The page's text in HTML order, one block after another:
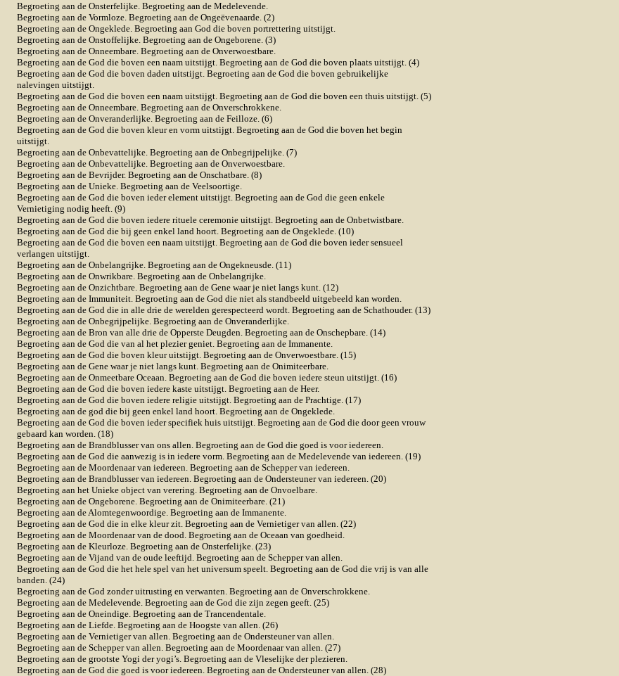
Begroeting aan de Onsterfelijke. Begroeting aan de Medelevende.
Begroeting aan de Vormloze. Begroeting aan de Ongeëvenaarde. (2)
Begroeting aan de Ongeklede. Begroeting aan God die boven portrettering uitstijgt.
Begroeting aan de Onstoffelijke. Begroeting aan de Ongeborene. (3)
Begroeting aan de Onneembare. Begroeting aan de Onverwoestbare.
Begroeting aan de God die boven een naam uitstijgt. Begroeting aan de God die boven plaats uitstijgt. (4)
Begroeting aan de God die boven daden uitstijgt. Begroeting aan de God die boven gebruikelijke
nalevingen uitstijgt.
Begroeting aan de God die boven een naam uitstijgt. Begroeting aan de God die boven een thuis uitstijgt. (5)
Begroeting aan de Onneembare. Begroeting aan de Onverschrokkene.
Begroeting aan de Onveranderlijke. Begroeting aan de Feilloze. (6)
Begroeting aan de God die boven kleur en vorm uitstijgt. Begroeting aan de God die boven het begin
uitstijgt.
Begroeting aan de Onbevattelijke. Begroeting aan de Onbegrijpelijke. (7)
Begroeting aan de Onbevattelijke. Begroeting aan de Onverwoestbare.
Begroeting aan de Bevrijder. Begroeting aan de Onschatbare. (8)
Begroeting aan de Unieke. Begroeting aan de Veelsoortige.
Begroeting aan de God die boven ieder element uitstijgt. Begroeting aan de God die geen enkele
Vernietiging nodig heeft. (9)
Begroeting aan de God die boven iedere rituele ceremonie uitstijgt. Begroeting aan de Onbetwistbare.
Begroeting aan de God die bij geen enkel land hoort. Begroeting aan de Ongeklede. (10)
Begroeting aan de God die boven een naam uitstijgt. Begroeting aan de God die boven ieder sensueel
verlangen uitstijgt.
Begroeting aan de Onbelangrijke. Begroeting aan de Ongekneusde. (11)
Begroeting aan de Onwrikbare. Begroeting aan de Onbelangrijke.
Begroeting aan de Onzichtbare. Begroeting aan de Gene waar je niet langs kunt. (12)
Begroeting aan de Immuniteit. Begroeting aan de God die niet als standbeeld uitgebeeld kan worden.
Begroeting aan de God die in alle drie de werelden gerespecteerd wordt. Begroeting aan de Schathouder. (13)
Begroeting aan de Onbegrijpelijke. Begroeting aan de Onveranderlijke.
Begroeting aan de Bron van alle drie de Opperste Deugden. Begroeting aan de Onschepbare. (14)
Begroeting aan de God die van al het plezier geniet. Begroeting aan de Immanente.
Begroeting aan de God die boven kleur uitstijgt. Begroeting aan de Onverwoestbare. (15)
Begroeting aan de Gene waar je niet langs kunt. Begroeting aan de Onimiteerbare.
Begroeting aan de Onmeetbare Oceaan. Begroeting aan de God die boven iedere steun uitstijgt. (16)
Begroeting aan de God die boven iedere kaste uitstijgt. Begroeting aan de Heer.
Begroeting aan de God die boven iedere religie uitstijgt. Begroeting aan de Prachtige. (17)
Begroeting aan de god die bij geen enkel land hoort. Begroeting aan de Ongeklede.
Begroeting aan de God die boven ieder specifiek huis uitstijgt. Begroeting aan de God die door geen vrouw
gebaard kan worden. (18)
Begroeting aan de Brandblusser van ons allen. Begroeting aan de God die goed is voor iedereen.
Begroeting aan de God die aanwezig is in iedere vorm. Begroeting aan de Medelevende van iedereen. (19)
Begroeting aan de Moordenaar van iedereen. Begroeting aan de Schepper van iedereen.
Begroeting aan de Brandblusser van iedereen. Begroeting aan de Ondersteuner van iedereen. (20)
Begroeting aan het Unieke object van verering. Begroeting aan de Onvoelbare.
Begroeting aan de Ongeborene. Begroeting aan de Onimiteerbare. (21)
Begroeting aan de Alomtegenwoordige. Begroeting aan de Immanente.
Begroeting aan de God die in elke kleur zit. Begroeting aan de Vernietiger van allen. (22)
Begroeting aan de Moordenaar van de dood. Begroeting aan de Oceaan van goedheid.
Begroeting aan de Kleurloze. Begroeting aan de Onsterfelijke. (23)
Begroeting aan de Vijand van de oude leeftijd. Begroeting aan de Schepper van allen.
Begroeting aan de God die het hele spel van het universum speelt. Begroeting aan de God die vrij is van alle
banden. (24)
Begroeting aan de God zonder uitrusting en verwanten. Begroeting aan de Onverschrokkene.
Begroeting aan de Medelevende. Begroeting aan de God die zijn zegen geeft. (25)
Begroeting aan de Oneindige. Begroeting aan de Trancendentale.
Begroeting aan de Liefde. Begroeting aan de Hoogste van allen. (26)
Begroeting aan de Vernietiger van allen. Begroeting aan de Ondersteuner van allen.
Begroeting aan de Schepper van allen. Begroeting aan de Moordenaar van allen. (27)
Begroeting aan de grootste Yogi der yogi’s. Begroeting aan de Vleselijke der plezieren.
Begroeting aan de God die goed is voor iedereen. Begroeting aan de Ondersteuner van allen. (28)